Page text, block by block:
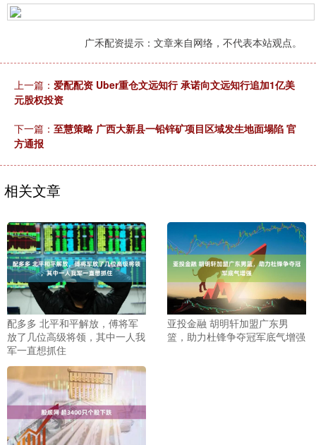
广禾配资提示：文章来自网络，不代表本站观点。
上一篇： 爱配配资 Uber重仓文远知行 承诺向文远知行追加1亿美
元股权投资
下一篇： 至慧策略 广西大新县一铅锌矿项目区域发生地面塌陷 官
方通报
相关文章
配多多 北平和平解放，傅将军
放了几位高级将领，其中一人我
军一直想抓住
亚投金融 胡明轩加盟广东男
篮，助力杜锋争夺冠军底气增强